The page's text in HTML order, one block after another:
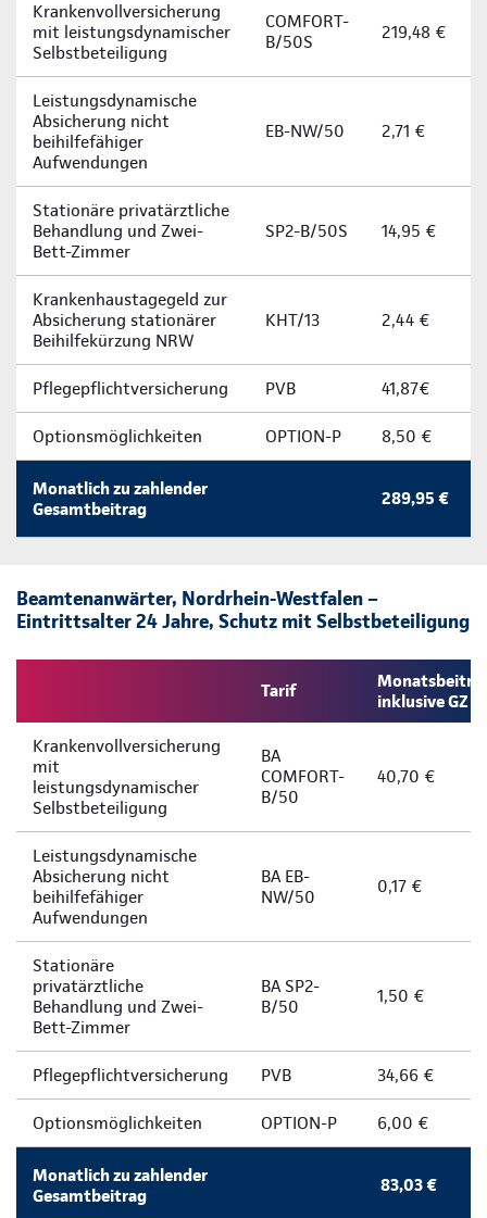
Krankenvollversicherung
mit leistungsdynamischer
Selbstbeteiligung
COMFORT-
B/50S
219,48 €
Leistungsdynamische
Absicherung nicht
beihilfefähiger
Aufwendungen
EB-NW/50 2,71 €
Stationäre privatärztliche
Behandlung und Zwei-
Bett-Zimmer
SP2-B/50S 14,95 €
Krankenhaustagegeld zur
Absicherung stationärer
Beihilfekürzung NRW
KHT/13 2,44 €
Pflegepflichtversicherung PVB 41,87€
Optionsmöglichkeiten OPTION-P 8,50 €
Monatlich zu zahlender
Gesamtbeitrag
289,95 €
Beamtenanwärter, Nordrhein-Westfalen –
Eintrittsalter 24 Jahre, Schutz mit Selbstbeteiligung
Tarif
inklusive GZ
Krankenvollversicherung
mit
leistungsdynamischer
Selbstbeteiligung
BA
COMFORT-
B/50
40,70 €
Leistungsdynamische
Absicherung nicht
beihilfefähiger
Aufwendungen
BA EB-
NW/50
0,17 €
Stationäre
privatärztliche
Behandlung und Zwei-
Bett-Zimmer
BA SP2-
B/50
1,50 €
Pflegepflichtversicherung PVB 34,66 €
Optionsmöglichkeiten OPTION-P 6,00 €
Monatlich zu zahlender
Gesamtbeitrag
83,03 €